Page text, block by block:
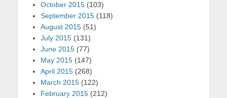
October 2015 (103)
September 2015 (118)
August 2015 (51)
July 2015 (131)
June 2015 (77)
May 2015 (147)
April 2015 (268)
March 2015 (122)
February 2015 (212)